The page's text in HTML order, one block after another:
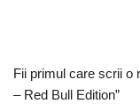
Fii primul care scrii o
– Red Bull Edition”